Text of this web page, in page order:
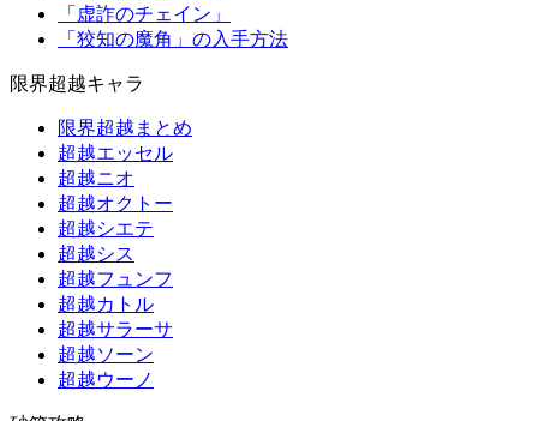
「虚詐のチェイン」
「狡知の魔角」の入手方法
限界超越キャラ
限界超越まとめ
超越エッセル
超越ニオ
超越オクトー
超越シエテ
超越シス
超越フュンフ
超越カトル
超越サラーサ
超越ソーン
超越ウーノ